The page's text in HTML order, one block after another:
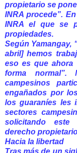
propietario se
INRA procede”.
INRA el que se
propiedades.
Según Yamangay,
abril] hemos
eso es que ahora
forma normal”.
campesinos
engañados por
los guaraníes les
sectores
solicitando este
derecho
Hacia la libertad